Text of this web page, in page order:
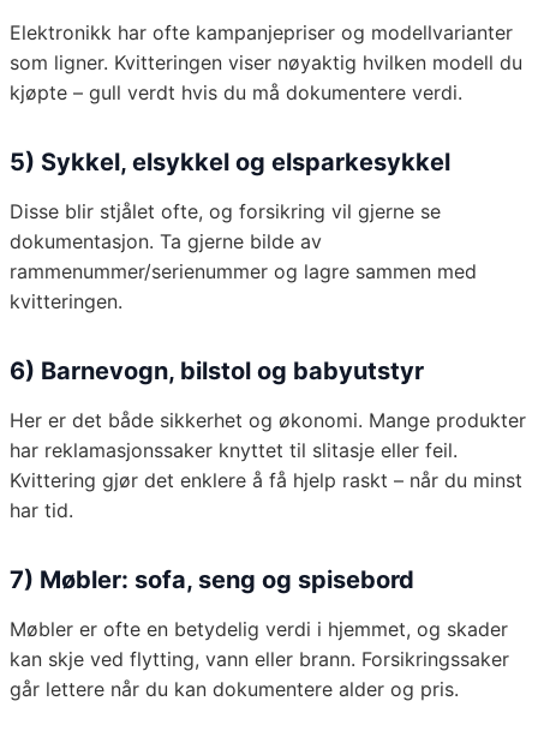
Elektronikk har ofte kampanjepriser og modellvarianter
som ligner. Kvitteringen viser nøyaktig hvilken modell du
kjøpte – gull verdt hvis du må dokumentere verdi.
5) Sykkel, elsykkel og elsparkesykkel
Disse blir stjålet ofte, og forsikring vil gjerne se
dokumentasjon. Ta gjerne bilde av
rammenummer/serienummer og lagre sammen med
kvitteringen.
6) Barnevogn, bilstol og babyutstyr
Her er det både sikkerhet og økonomi. Mange produkter
har reklamasjonssaker knyttet til slitasje eller feil.
Kvittering gjør det enklere å få hjelp raskt – når du minst
har tid.
7) Møbler: sofa, seng og spisebord
Møbler er ofte en betydelig verdi i hjemmet, og skader
kan skje ved flytting, vann eller brann. Forsikringssaker
går lettere når du kan dokumentere alder og pris.